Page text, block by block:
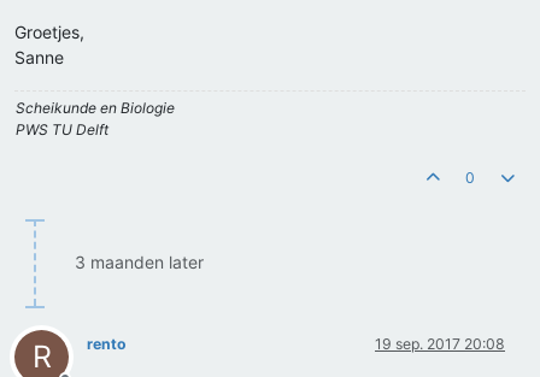
Groetjes,
Sanne
Scheikunde en Biologie
PWS TU Delft
0
3 maanden later
R rento 19 sep. 2017 20:08